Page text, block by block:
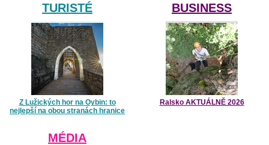
TURISTÉ
Z Lužických hor na Oybin: to
nejlepší na obou stranách hranice
BUSINESS
Ralsko AKTUÁLNĚ 2026
MÉDIA